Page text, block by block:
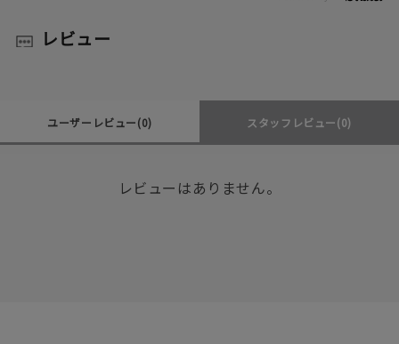
レビュー
ユーザーレビュー(0) スタッフレビュー(0)
レビューはありません。